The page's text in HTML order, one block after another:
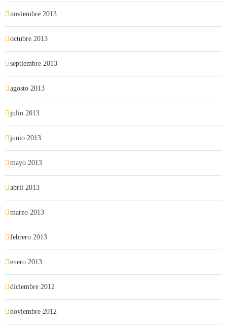
noviembre 2013
octubre 2013
septiembre 2013
agosto 2013
julio 2013
junio 2013
mayo 2013
abril 2013
marzo 2013
febrero 2013
enero 2013
diciembre 2012
noviembre 2012